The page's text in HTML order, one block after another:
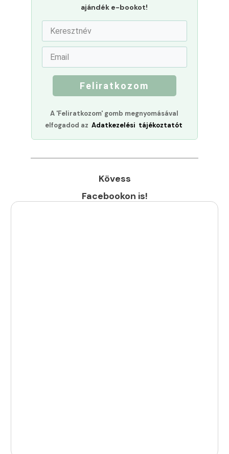
ajándék e-bookot!
Feliratkozom
A 'Feliratkozom' gomb megnyomásával
elfogadod az Adatkezelési tájékoztatót
Kövess
Facebookon is!